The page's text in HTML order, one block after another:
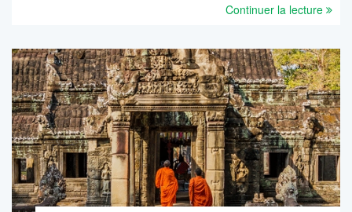
Continuer la lecture